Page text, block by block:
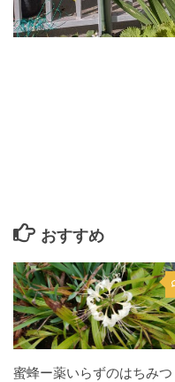
おすすめ
蜜蜂ー薬いらずのはちみつ